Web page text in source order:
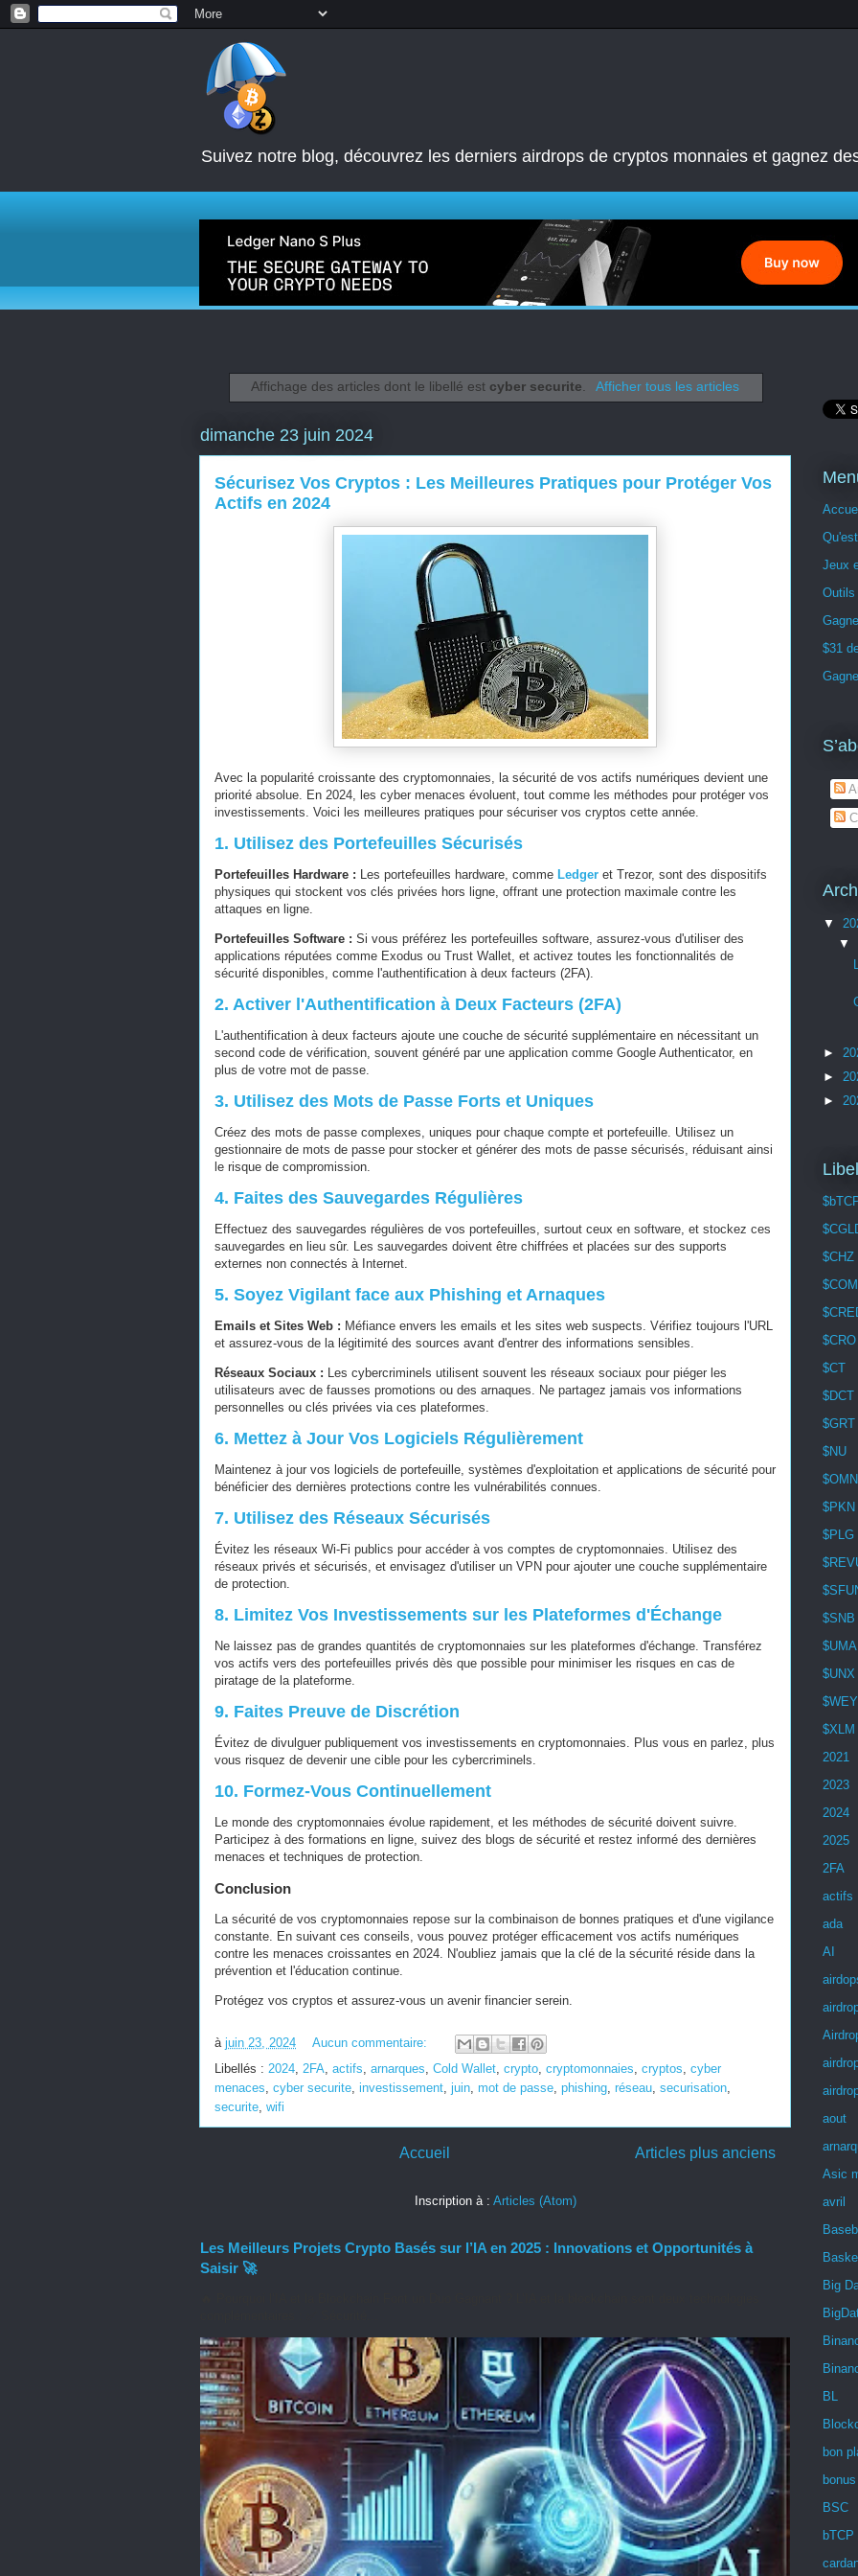
Suivez notre blog, découvrez les derniers airdrops de cryptos monnaies et gagnez
Affichage des articles dont le libellé est cyber securite. Afficher tous les articles
dimanche 23 juin 2024
Sécurisez Vos Cryptos : Les Meilleures Pratiques pour Protéger Vos
Actifs en 2024
Avec la popularité croissante des cryptomonnaies, la sécurité de vos actifs numériques devient une
priorité absolue. En 2024, les cyber menaces évoluent, tout comme les méthodes pour protéger vos
investissements. Voici les meilleures pratiques pour sécuriser vos cryptos cette année.
1. Utilisez des Portefeuilles Sécurisés
Portefeuilles Hardware : Les portefeuilles hardware, comme Ledger et Trezor, sont des dispositifs
physiques qui stockent vos clés privées hors ligne, offrant une protection maximale contre les
attaques en ligne.
Portefeuilles Software : Si vous préférez les portefeuilles software, assurez-vous d'utiliser des
applications réputées comme Exodus ou Trust Wallet, et activez toutes les fonctionnalités de
sécurité disponibles, comme l'authentification à deux facteurs (2FA).
2. Activer l'Authentification à Deux Facteurs (2FA)
L'authentification à deux facteurs ajoute une couche de sécurité supplémentaire en nécessitant un
second code de vérification, souvent généré par une application comme Google Authenticator, en
plus de votre mot de passe.
3. Utilisez des Mots de Passe Forts et Uniques
Créez des mots de passe complexes, uniques pour chaque compte et portefeuille. Utilisez un
gestionnaire de mots de passe pour stocker et générer des mots de passe sécurisés, réduisant ainsi
le risque de compromission.
4. Faites des Sauvegardes Régulières
Effectuez des sauvegardes régulières de vos portefeuilles, surtout ceux en software, et stockez ces
sauvegardes en lieu sûr. Les sauvegardes doivent être chiffrées et placées sur des supports
externes non connectés à Internet.
5. Soyez Vigilant face aux Phishing et Arnaques
Emails et Sites Web : Méfiance envers les emails et les sites web suspects. Vérifiez toujours l'URL
et assurez-vous de la légitimité des sources avant d'entrer des informations sensibles.
Réseaux Sociaux : Les cybercriminels utilisent souvent les réseaux sociaux pour piéger les
utilisateurs avec de fausses promotions ou des arnaques. Ne partagez jamais vos informations
personnelles ou clés privées via ces plateformes.
6. Mettez à Jour Vos Logiciels Régulièrement
Maintenez à jour vos logiciels de portefeuille, systèmes d'exploitation et applications de sécurité pour
bénéficier des dernières protections contre les vulnérabilités connues.
7. Utilisez des Réseaux Sécurisés
Évitez les réseaux Wi-Fi publics pour accéder à vos comptes de cryptomonnaies. Utilisez des
réseaux privés et sécurisés, et envisagez d'utiliser un VPN pour ajouter une couche supplémentaire
de protection.
8. Limitez Vos Investissements sur les Plateformes d'Échange
Ne laissez pas de grandes quantités de cryptomonnaies sur les plateformes d'échange. Transférez
vos actifs vers des portefeuilles privés dès que possible pour minimiser les risques en cas de
piratage de la plateforme.
9. Faites Preuve de Discrétion
Évitez de divulguer publiquement vos investissements en cryptomonnaies. Plus vous en parlez, plus
vous risquez de devenir une cible pour les cybercriminels.
10. Formez-Vous Continuellement
Le monde des cryptomonnaies évolue rapidement, et les méthodes de sécurité doivent suivre.
Participez à des formations en ligne, suivez des blogs de sécurité et restez informé des dernières
menaces et techniques de protection.
Conclusion
La sécurité de vos cryptomonnaies repose sur la combinaison de bonnes pratiques et d'une vigilance
constante. En suivant ces conseils, vous pouvez protéger efficacement vos actifs numériques
contre les menaces croissantes en 2024. N'oubliez jamais que la clé de la sécurité réside dans la
prévention et l'éducation continue.
Protégez vos cryptos et assurez-vous un avenir financier serein.
à juin 23, 2024
Aucun commentaire:
Libellés : 2024 2FA actifs arnarques Cold Wallet crypto cryptomonnaies cryptos cyber
menaces cyber securite investissement juin mot de passe phishing réseau securisation
securite wifi
Articles plus anciens
Accueil
Inscription à : Articles (Atom)
Les Meilleurs Projets Crypto Basés sur l’IA en 2025 : Innovations et Opportunités à
Saisir 🚀
Jeux
Outils
$31
▼
▼
►
►
►
$CHZ
$CRO
$CT
$DCT
$GRT
$NU
$OMNI
$PKN
$PLG
$SNB
$UMA
$UNX
$XLM
2021
2023
2024
2025
2FA
actifs
ada
AI
aout
Asic
avril
Big
BL
bon
bonus
BSC
bTCP